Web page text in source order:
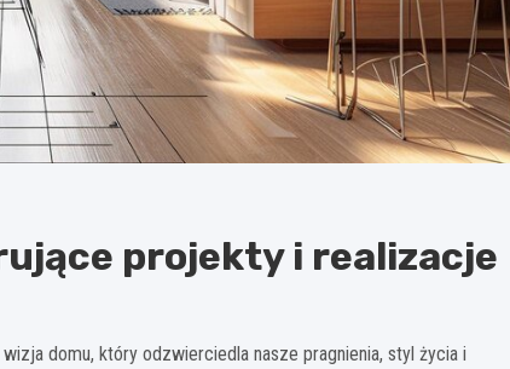
projekty i realizacje
domu, który odzwierciedla nasze pragnienia, styl życia i